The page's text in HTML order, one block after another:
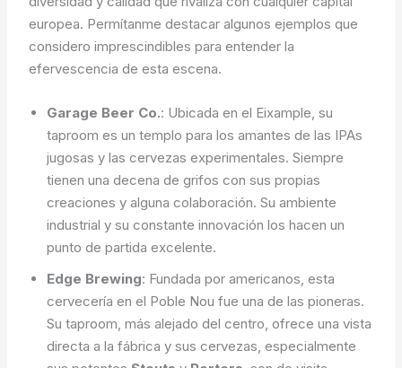
europea. Permítanme destacar algunos ejemplos que
considero imprescindibles para entender la
efervescencia de esta escena.
Garage Beer Co.: Ubicada en el Eixample, su
taproom es un templo para los amantes de las IPAs
jugosas y las cervezas experimentales. Siempre
tienen una decena de grifos con sus propias
creaciones y alguna colaboración. Su ambiente
industrial y su constante innovación los hacen un
punto de partida excelente.
Edge Brewing: Fundada por americanos, esta
cervecería en el Poble Nou fue una de las pioneras.
Su taproom, más alejado del centro, ofrece una vista
directa a la fábrica y sus cervezas, especialmente